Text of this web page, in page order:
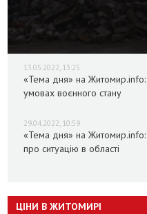
13.05.2022, 13:25
«Тема дня» на Житомир.info:
умовах воєнного стану
29.04.2022, 10:59
«Тема дня» на Житомир.info:
про ситуацію в області
ЦІНИ В ЖИТОМИРІ